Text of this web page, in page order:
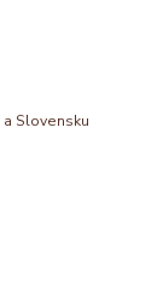
Slovensku